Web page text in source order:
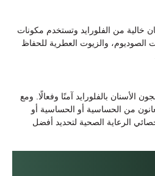
خالية من الفلورايد وتستخدم مكونات
الصوديوم، والزيوت العطرية للحفاظ
الأسنان بالفلورايد آمنًا وفعالًا. ومع
من الحساسية أو الحساسية أو
الرعاية الصحية لتحديد أفضل